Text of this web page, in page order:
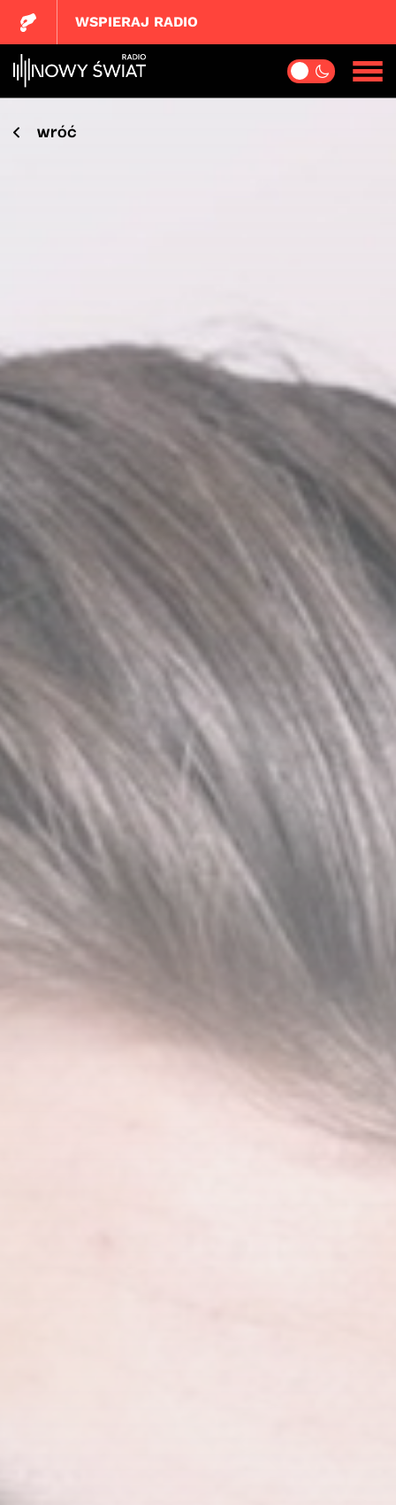
WSPIERAJ RADIO
wróć